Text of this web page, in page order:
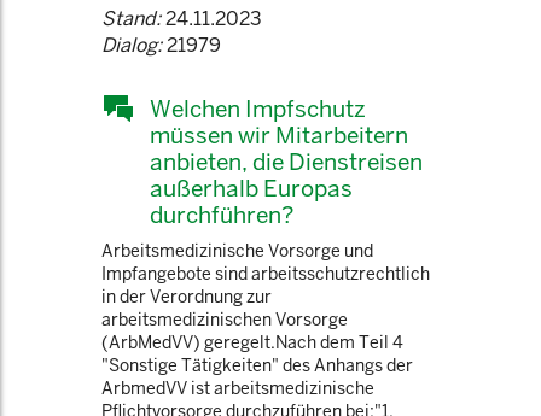
Stand:24.11.2023
Dialog:21979
Welchen Impfschutz
müssen wir Mitarbeitern
anbieten, die Dienstreisen
außerhalb Europas
durchführen?
Arbeitsmedizinische Vorsorge und
Impfangebote sind arbeitsschutzrechtlich
in der Verordnung zur
arbeitsmedizinischen Vorsorge
(ArbMedVV) geregelt.Nach dem Teil 4
"Sonstige Tätigkeiten" des Anhangs der
ArbmedVV ist arbeitsmedizinische
Pflichtvorsorge durchzuführen bei:"1.